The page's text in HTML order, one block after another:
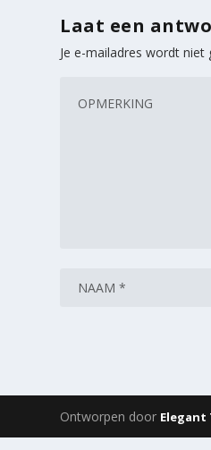
Laat een
Je e-mailadres wordt niet
Ontworpen door Elegant